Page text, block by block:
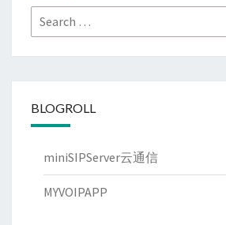
Search
for:
BLOGROLL
miniSIPServer云通信
MYVOIPAPP